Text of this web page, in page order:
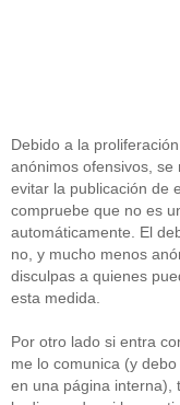
Debido a la
anónimos ofensivos,
evitar la publicación de
compruebe que no es
automáticamente. El
no, y mucho menos
disculpas a quienes
esta medida.
Por otro lado si entra
me lo comunica (y
en una página interna),